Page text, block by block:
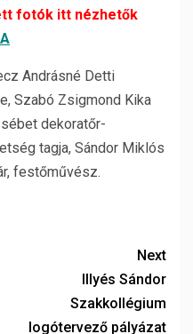
fotók itt nézhetők
Andrásné Detti
Szabó Zsigmond Kika
dekoratőr-
tagja, Sándor Miklós
festőművész.
Next
Illyés Sándor
Szakkollégium
logótervező pályázat